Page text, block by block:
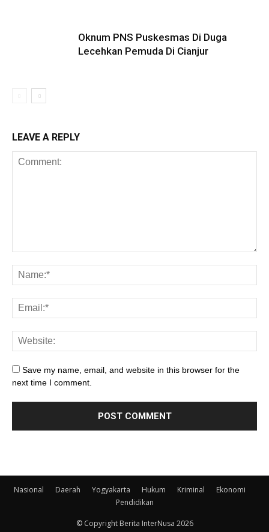
Oknum PNS Puskesmas Di Duga
Lecehkan Pemuda Di Cianjur
LEAVE A REPLY
Save my name, email, and website in this browser for the
next time I comment.
Nasional Daerah Yogyakarta Hukum Kriminal
Ekonomi
Pendidikan
© Copyright Berita InterNusa 2026